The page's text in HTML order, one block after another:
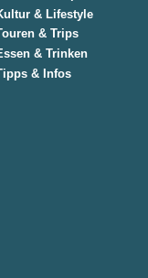
& Lifestyle
& Trips
& Trinken
& Infos